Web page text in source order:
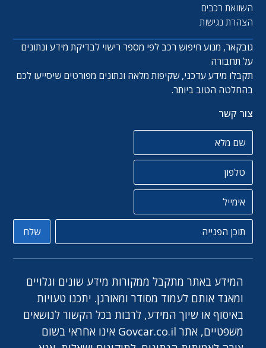
השוואת רכבים
הצהרת נגישות
גובקאר, מנוע חיפוש רכב לפי מספר רישוי לבדיקת מידע ונתונים
על תחבורה
תקבלו מידע עדכני, שקיפות מלאה ונתונים מפורטים שיסייעו לכם
בהחלטה הטוב ביותר.
צור קשר
טלפון
שלח
המידע באתר מתקבל ממקורות מידע שונים וגלויים
ומאגד אותם לעמוד מסודר ומאורגן. יתכנו טעויות
באיסוף או שיוך המידע, לרבות בכל הקשור לנושאים
משפטיים, אתר Govcar.co.il אינו אחראי בשום